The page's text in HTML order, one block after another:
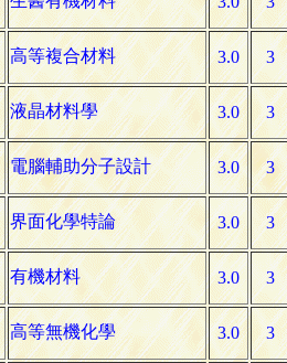
高等複合材料 3.0 3
液晶材料學 3.0 3
電腦輔助分子設計 3.0 3
界面化學特論 3.0 3
有機材料 3.0 3
高等無機化學 3.0 3